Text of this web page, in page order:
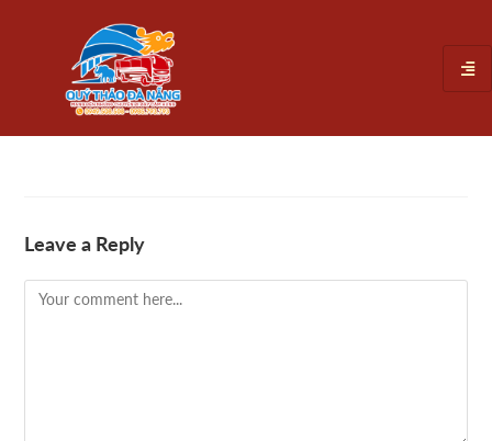
Leave a Reply